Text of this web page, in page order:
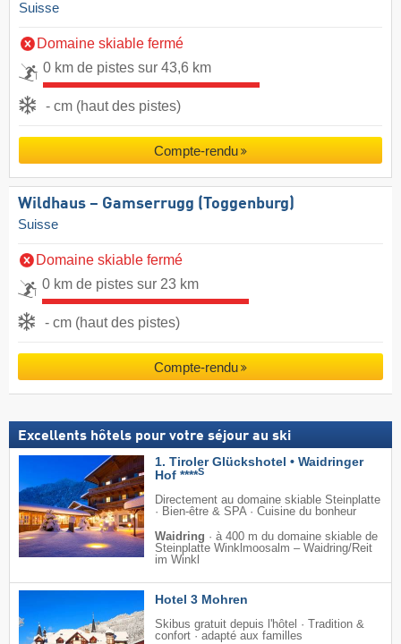
Suisse
Domaine skiable fermé
0 km de pistes sur 43,6 km
- cm (haut des pistes)
Compte-rendu
Wildhaus – Gamserrugg (Toggenburg)
Suisse
Domaine skiable fermé
0 km de pistes sur 23 km
- cm (haut des pistes)
Compte-rendu
Excellents hôtels pour votre séjour au ski
1. Tiroler Glückshotel • Waidringer
Hof ****S
Directement au domaine skiable Steinplatte
· Bien-être & SPA · Cuisine du bonheur
Waidring · à 400 m du domaine skiable de
Steinplatte Winklmoosalm – Waidring/​Reit
im Winkl
Hotel 3 Mohren
Skibus gratuit depuis l'hôtel · Tradition &
confort · adapté aux familles